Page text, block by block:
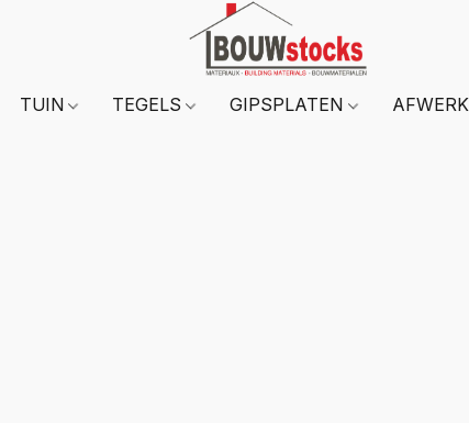
TUIN TEGELS GIPSPLATEN